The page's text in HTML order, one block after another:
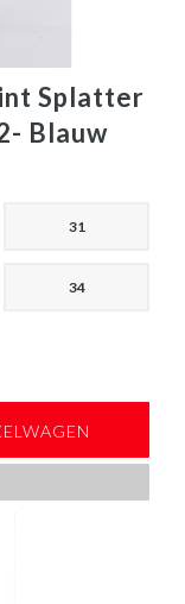
Splatter
Blauw
31
34